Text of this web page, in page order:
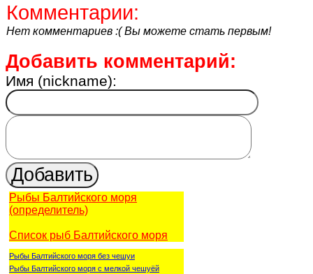
Комментарии:
Нет комментариев :( Вы можете стать первым!
Добавить комментарий:
Имя (nickname):
Рыбы Балтийского моря
(определитель)
Список рыб Балтийского моря
Рыбы Балтийского моря без чешуи
Рыбы Балтийского моря с мелкой чешуёй